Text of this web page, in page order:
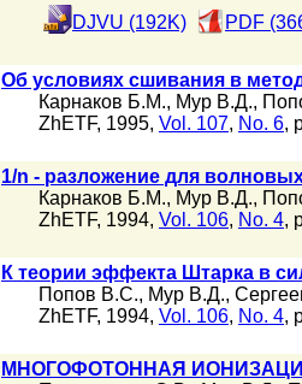
DJVU (192K)
PDF
Об условиях сшивания в
Карнаков Б.М., Мур В.Д.,
ZhETF, 1995, Vol. 107, No. 6,
1/n - разложение для
Карнаков Б.М., Мур В.Д.,
ZhETF, 1994, Vol. 106, No. 4,
К теории эффекта Штарка в
Попов В.С., Мур В.Д.,
ZhETF, 1994, Vol. 106, No. 4,
МНОГОФОТОННАЯ